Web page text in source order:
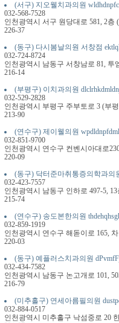
(서구) 지오웰치과의원
032-568-7528
인천광역시 서구 원당대로 581, 2층
226-37
(동구) 다시봄날의원 서창점
032-724-8724
인천광역시 남동구 서창남로 81, 투
216-14
(부평구) 이치과의원
032-529-2828
인천광역시 부평구 주부토로 3 (부
213-90
(연수구) 제이웰의원
032-851-9700
인천광역시 연수구 컨벤시아대로
220-09
(동구) 닥터준마취통증의학과의
032-423-7557
인천광역시 남동구 인하로 497-5,
215-74
(연수구) 송도본한의원
032-859-1919
인천광역시 연수구 해돋이로 165,
220-03
(동구) 예플러스치과의원
032-434-7582
인천광역시 남동구 논고개로 101,
216-79
(미추홀구) 연세아름필의원
032-884-0517
인천광역시 미추홀구 낙섬중로 20